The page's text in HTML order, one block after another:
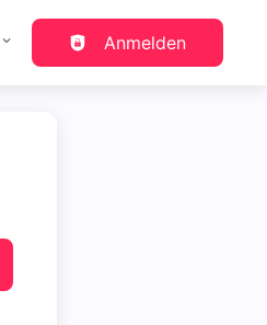
Anmelden